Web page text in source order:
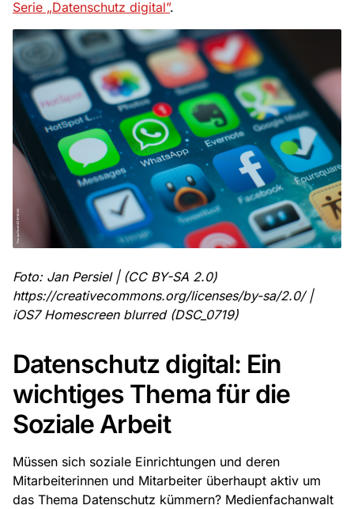
Serie „Datenschutz digital”.
Foto: Jan Persiel | (CC BY-SA 2.0)
https://creativecommons.org/licenses/by-sa/2.0/ |
iOS7 Homescreen blurred (DSC_0719)
Datenschutz digital: Ein
wichtiges Thema für die
Soziale Arbeit
Müssen sich soziale Einrichtungen und deren
Mitarbeiterinnen und Mitarbeiter überhaupt aktiv um
das Thema Datenschutz kümmern? Medienfachanwalt